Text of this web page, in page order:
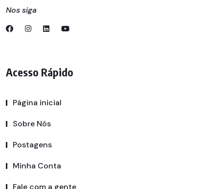
Nos siga
Acesso Rápido
Página inicial
Sobre Nós
Postagens
Minha Conta
Fale com a gente